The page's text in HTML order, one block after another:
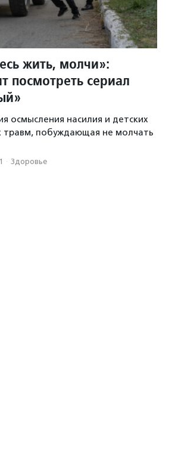
жить, молчи»:
посмотреть сериал
осмысления насилия и детских
травм, побуждающая не молчать
· Здоровье